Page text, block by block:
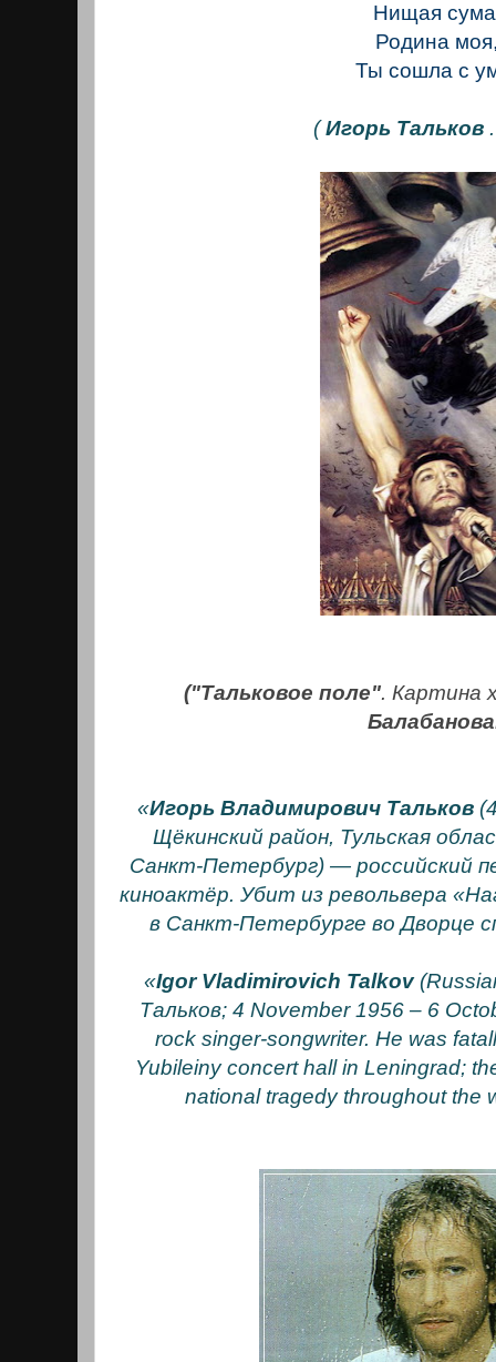
Нищая
Родина
Ты сошла с
(Игорь Тальков
("Тальковое поле". Картина
«Игорь Владимирович Тальков
Щёкинский район, Тульская
Санкт-Петербург) — российский
киноактёр. Убит из револьвера
в Санкт-Петербурге во Дворце
«Igor Vladimirovich Talkov
Тальков; 4 November 1956 – 6
rock singer-songwriter. He was
Yubileiny concert hall in Leningrad;
national tragedy throughout the